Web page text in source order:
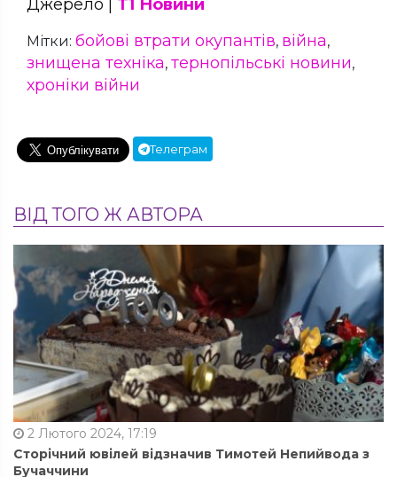
Джерело | Т1 Новини
Мітки: бойові втрати окупантів, війна,
знищена техніка, тернопільські новини,
хроніки війни
Телеграм
ВІД ТОГО Ж АВТОРА
2 Лютого 2024, 17:19
Сторічний ювілей відзначив Тимотей Непийвода з
Бучаччини